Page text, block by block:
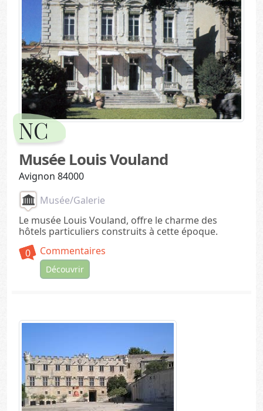
NC
Musée Louis Vouland
Avignon 84000
Musée/Galerie
Le musée Louis Vouland, offre le charme des
hôtels particuliers construits à cette époque.
0
Commentaires
Découvrir